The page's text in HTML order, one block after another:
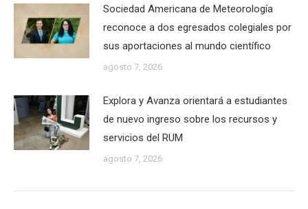
Sociedad Americana de Meteorología
reconoce a dos egresados colegiales por
sus aportaciones al mundo científico
agosto 7, 2026
Explora y Avanza orientará a estudiantes
de nuevo ingreso sobre los recursos y
servicios del RUM
agosto 7, 2026